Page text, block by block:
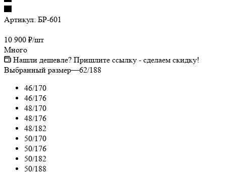
Артикул: БР-601
10 900 ₽/шт
Много
Нашли дешевле? Пришлите ссылку - сделаем скидку!
Выбранный размер—62/188
46/170
46/176
48/170
48/176
48/182
50/170
50/176
50/182
50/188